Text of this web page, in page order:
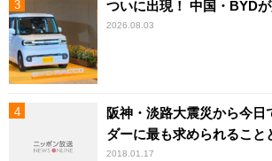
ついに出現！ 中国・BYD
2026.08.03
阪神・淡路大震災から今
ダーに最も求められること
2018.01.17